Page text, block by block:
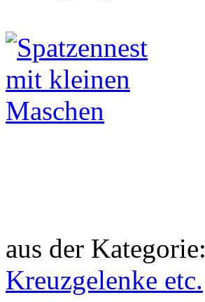
aus der Kategorie:
Kreuzgelenke etc.